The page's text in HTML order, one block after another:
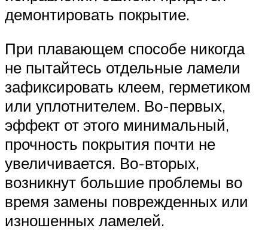
демонтировать покрытие.
При плавающем способе никогда
не пытайтесь отдельные ламели
зафиксировать клеем, герметиком
или уплотнителем. Во-первых,
эффект от этого минимальный,
прочность покрытия почти не
увеличивается. Во-вторых,
возникнут большие проблемы во
время замены поврежденных или
изношенных ламелей.